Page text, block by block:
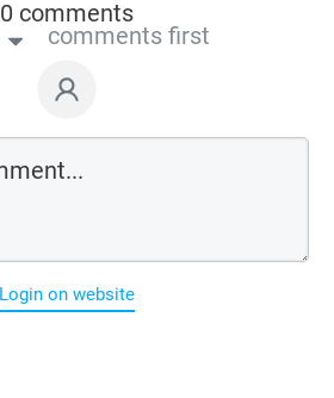
0 comments
comments first
Login on website